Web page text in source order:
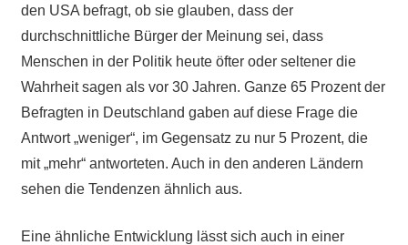
den USA befragt, ob sie glauben, dass der
durchschnittliche Bürger der Meinung sei, dass
Menschen in der Politik heute öfter oder seltener die
Wahrheit sagen als vor 30 Jahren. Ganze 65 Prozent der
Befragten in Deutschland gaben auf diese Frage die
Antwort „weniger“, im Gegensatz zu nur 5 Prozent, die
mit „mehr“ antworteten. Auch in den anderen Ländern
sehen die Tendenzen ähnlich aus.
Eine ähnliche Entwicklung lässt sich auch in einer